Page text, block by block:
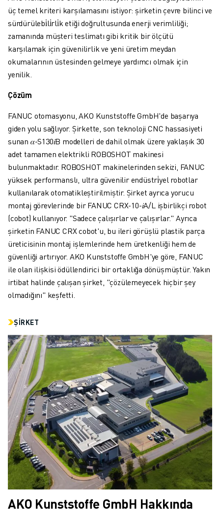
ENDÜSTRILER IÇIN ÇÖZÜMLER
EĞITIM IÇIN ÇÖZÜMLER
WORLDSKILLS & GENÇ YETENEKLER
HABERLER & MEDYA
ETKINLIKLER
EĞITIM ETKINLIKLERI
FANUC HAKKINDA
AVRUPA'DA FANUC
LOKASYONLARIMIZ
SÜRDÜRÜLEBILIRLIK
KARIYER
FANUC ILE GELECEĞINIZI ŞEKILLENDIRIN
BIZE KATILIN » KARIYER PORTALI
İLETIŞIM
İLETIŞIM
LOKASYONLAR
KÜNYE
üç temel kriteri karşılamasını istiyor: şirketin çevre bilinci ve
sürdürülebi̇li̇rli̇k etiği doğrultusunda enerji verimliliği;
zamanında müşteri teslimatı gibi kritik bir ölçütü
karşılamak için güvenilirlik ve yeni üretim meydan
okumalarının üstesinden gelmeye yardımcı olmak için
yenilik.
Çözüm
FANUC otomasyonu, AKO Kunststoffe GmbH'de başarıya
giden yolu sağlıyor. Şirkette, son teknoloji CNC hassasiyeti
sunan 𝛼-S130𝑖B modelleri de dahil olmak üzere yaklaşık 30
adet tamamen elektrikli ROBOSHOT makinesi
bulunmaktadır. ROBOSHOT makinelerinden sekizi, FANUC
yüksek performanslı, ultra güvenilir endüstri̇yel robotlar
kullanılarak otomatikleştirilmiştir. Şirket ayrıca yorucu
montaj görevlerinde bir FANUC CRX-10-𝑖A/L işbirlikçi robot
(cobot) kullanıyor. "Sadece çalışırlar ve çalışırlar." Ayrıca
şirketin FANUC CRX cobot'u, bu ileri görüşlü plastik parça
üreticisinin montaj işlemlerinde hem üretkenliği hem de
güvenliği artırıyor. AKO Kunststoffe GmbH'ye göre, FANUC
ile olan ilişkisi ödüllendirici bir ortaklığa dönüşmüştür. Yakın
irtibat halinde çalışan şirket, "çözülemeyecek hiçbir şey
olmadığını" keşfetti.
ŞIRKET
AKO Kunststoffe GmbH Hakkında